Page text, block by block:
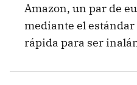
Amazon, un par de
mediante el
rápida para ser